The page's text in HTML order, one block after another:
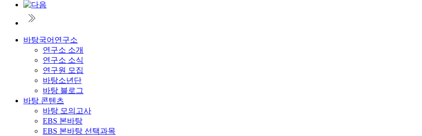
바탕국어연구소
연구소 소개
연구소 소식
연구원 모집
바탕소년단
바탕 블로그
바탕 콘텐츠
바탕 모의고사
EBS 본바탕
EBS 본바탕 선택과목